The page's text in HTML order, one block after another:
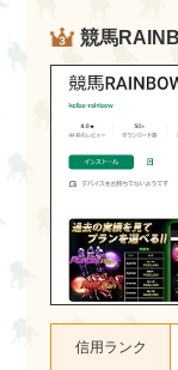
競馬
信用ランク